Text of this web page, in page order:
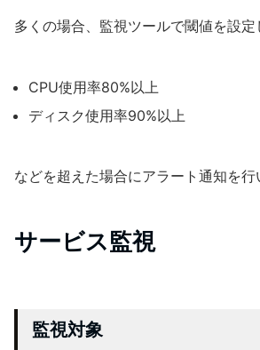
多くの場合、監視ツールで閾値を設定
CPU使用率80%以上
ディスク使用率90%以上
などを超えた場合にアラート通知を行
サービス監視
監視対象